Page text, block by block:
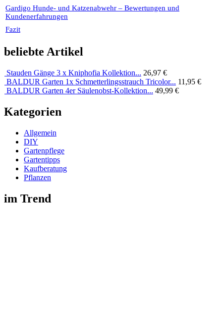
Gardigo Hunde- und Katzenabwehr – Bewertungen und
Kundenerfahrungen
Fazit
beliebte Artikel
Stauden Gänge 3 x Kniphofia Kollektion... 26,97 €
BALDUR Garten 1x Schmetterlingsstrauch Tricolor... 11,95 €
BALDUR Garten 4er Säulenobst-Kollektion... 49,99 €
Kategorien
Allgemein
DIY
Gartenpflege
Gartentipps
Kaufberatung
Pflanzen
im Trend